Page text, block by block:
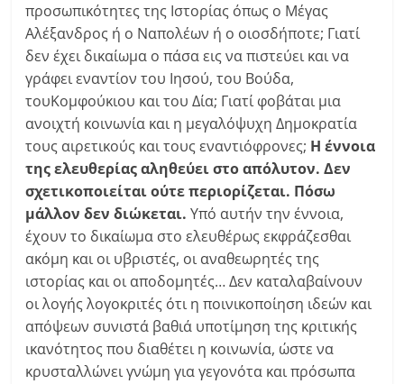
προσωπικότητες της Ιστορίας όπως ο Μέγας
Αλέξανδρος ή ο Ναπολέων ή ο οιοσδήποτε; Γιατί
δεν έχει δικαίωμα ο πάσα εις να πιστεύει και να
γράφει εναντίον του Ιησού, του Βούδα,
τουΚομφούκιου και του Δία; Γιατί φοβάται μια
ανοιχτή κοινωνία και η μεγαλόψυχη Δημοκρατία
τους αιρετικούς και τους εναντιόφρονες; Η έννοια
της ελευθερίας αληθεύει στο απόλυτον. Δεν
σχετικοποιείται ούτε περιορίζεται. Πόσω
μάλλον δεν διώκεται. Υπό αυτήν την έννοια,
έχουν το δικαίωμα στο ελευθέρως εκφράζεσθαι
ακόμη και οι υβριστές, οι αναθεωρητές της
ιστορίας και οι αποδομητές… Δεν καταλαβαίνουν
οι λογής λογοκριτές ότι η ποινικοποίηση ιδεών και
απόψεων συνιστά βαθιά υποτίμηση της κριτικής
ικανότητος που διαθέτει η κοινωνία, ώστε να
κρυσταλλώνει γνώμη για γεγονότα και πρόσωπα